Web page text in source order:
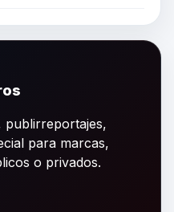
publirreportajes,
para marcas,
o privados.